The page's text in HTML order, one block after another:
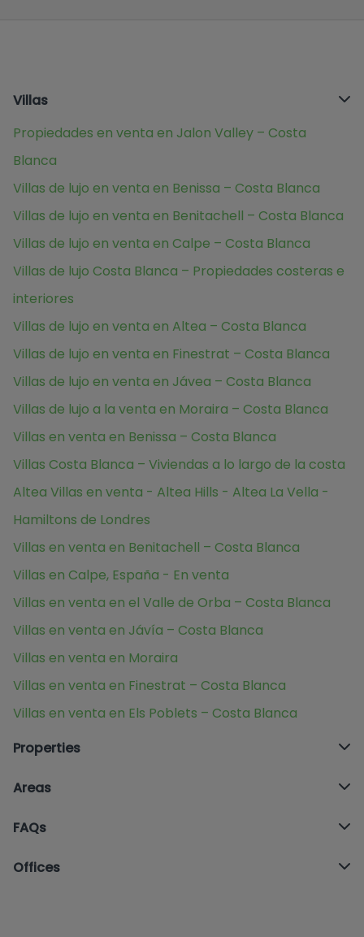
Villas
Propiedades en venta en Jalon Valley – Costa
Blanca
Villas de lujo en venta en Benissa – Costa Blanca
Villas de lujo en venta en Benitachell – Costa Blanca
Villas de lujo en venta en Calpe – Costa Blanca
Villas de lujo Costa Blanca – Propiedades costeras e
interiores
Villas de lujo en venta en Altea – Costa Blanca
Villas de lujo en venta en Finestrat – Costa Blanca
Villas de lujo en venta en Jávea – Costa Blanca
Villas de lujo a la venta en Moraira – Costa Blanca
Villas en venta en Benissa – Costa Blanca
Villas Costa Blanca – Viviendas a lo largo de la costa
Altea Villas en venta - Altea Hills - Altea La Vella -
Hamiltons de Londres
Villas en venta en Benitachell – Costa Blanca
Villas en Calpe, España - En venta
Villas en venta en el Valle de Orba – Costa Blanca
Villas en venta en Jávía – Costa Blanca
Villas en venta en Moraira
Villas en venta en Finestrat – Costa Blanca
Villas en venta en Els Poblets – Costa Blanca
Properties
Areas
FAQs
Offices